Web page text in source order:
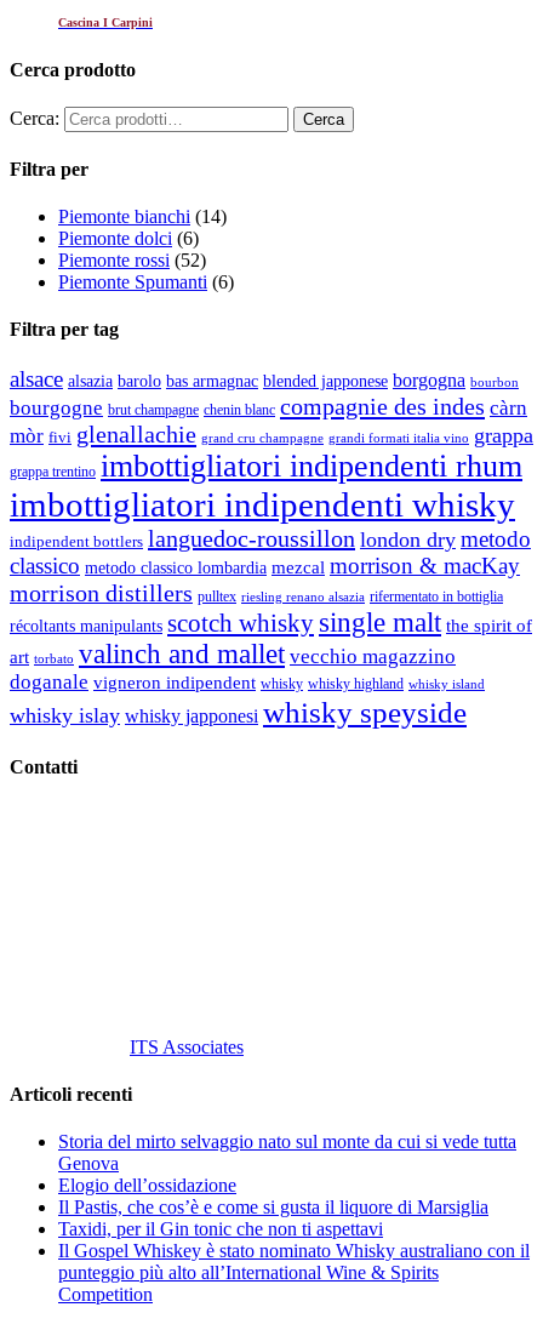
Cascina I Carpini
Cerca prodotto
Cerca:
Filtra per
Piemonte bianchi (14)
Piemonte dolci (6)
Piemonte rossi (52)
Piemonte Spumanti (6)
Filtra per tag
alsace alsazia barolo bas armagnac blended japponese borgogna bourbon
bourgogne brut champagne chenin blanc compagnie des indes càrn
mòr fivi glenallachie grand cru champagne grandi formati italia vino grappa
grappa trentino imbottigliatori indipendenti rhum
imbottigliatori indipendenti whisky
indipendent bottlers languedoc-roussillon london dry metodo
classico metodo classico lombardia mezcal morrison & macKay
morrison distillers pulltex riesling renano alsazia rifermentato in bottiglia
récoltants manipulants scotch whisky single malt the spirit of
art torbato valinch and mallet vecchio magazzino
doganale vigneron indipendent whisky whisky highland whisky island
whisky islay whisky japponesi whisky speyside
Contatti
ITS Associates
Articoli recenti
Storia del mirto selvaggio nato sul monte da cui si vede tutta
Genova
Elogio dell’ossidazione
Il Pastis, che cos’è e come si gusta il liquore di Marsiglia
Taxidi, per il Gin tonic che non ti aspettavi
Il Gospel Whiskey è stato nominato Whisky australiano con il
punteggio più alto all’International Wine & Spirits
Competition